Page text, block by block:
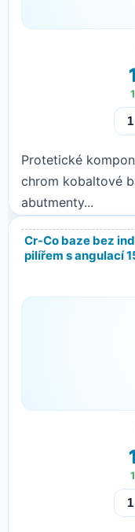
Protetické
chrom kobaltové
abutmenty...
Cr-Co baze bez
pilířem s angulací